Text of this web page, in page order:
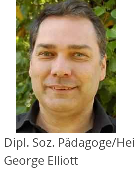
Dipl. Soz. Pädagoge/
George Elliott